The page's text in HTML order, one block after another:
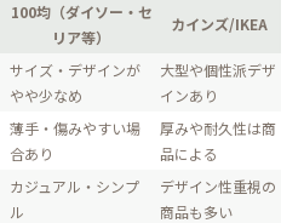
100均（ダイソー・セ
リア等）
カインズ/IKEA
サイズ・デザインが
やや少なめ
大型や個性派デザ
インあり
薄手・傷みやすい場
合あり
厚みや耐久性は商
品による
カジュアル・シンプ
ル
デザイン性重視の
商品も多い